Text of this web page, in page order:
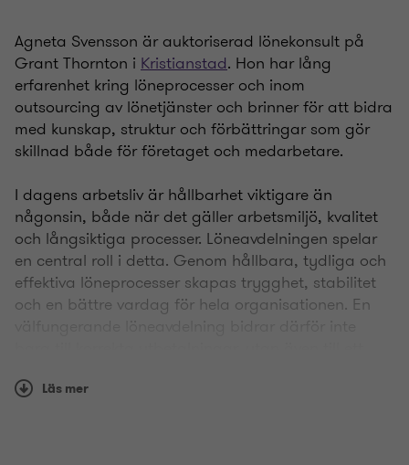
Agneta Svensson är auktoriserad lönekonsult på
Grant Thornton i Kristianstad. Hon har lång
erfarenhet kring löneprocesser och inom
outsourcing av lönetjänster och brinner för att bidra
med kunskap, struktur och förbättringar som gör
skillnad både för företaget och medarbetare.
I dagens arbetsliv är hållbarhet viktigare än
någonsin, både när det gäller arbetsmiljö, kvalitet
och långsiktiga processer. Löneavdelningen spelar
en central roll i detta. Genom hållbara, tydliga och
effektiva löneprocesser skapas trygghet, stabilitet
och en bättre vardag för hela organisationen. En
Läs mer